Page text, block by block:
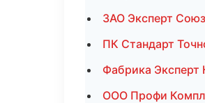
ЗАО Эксперт
ПК Стандарт
Фабрика
ООО Профи